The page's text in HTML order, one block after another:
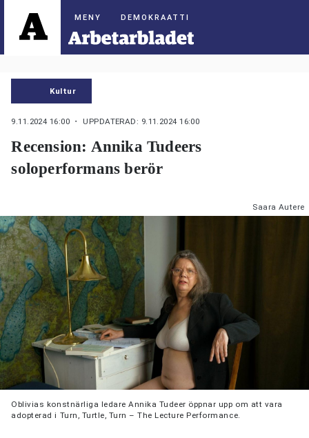
DEMOKRAATTI
Kultur
9.11.2024 16:00 ・ UPPDATERAD: 9.11.2024 16:00
Recension: Annika Tudeers
soloperformans berör
Saara Autere
Oblivias konstnärliga ledare Annika Tudeer öppnar upp om att vara
adopterad i Turn, Turtle, Turn – The Lecture Performance.